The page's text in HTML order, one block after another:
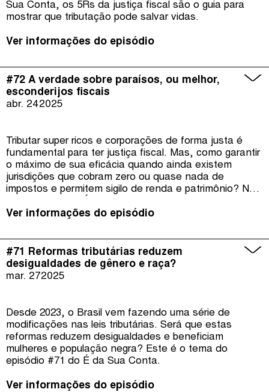
Sua Conta, os 5Rs da justiça fiscal são o guia para
mostrar que tributação pode salvar vidas.
Ver informações do episódio
abr. 242025
#72 A verdade sobre paraísos, ou melhor,
esconderijos fiscais
Tributar super ricos e corporações de forma justa é
fundamental para ter justiça fiscal. Mas, como garantir
o máximo de sua eficácia quando ainda existem
jurisdições que cobram zero ou quase nada de
impostos e permitem sigilo de renda e patrimônio? No
estes locais que prejudicam o mundo todo pelo
Ver informações do episódio
mar. 272025
#71 Reformas tributárias reduzem
desigualdades de gênero e raça?
Desde 2023, o Brasil vem fazendo uma série de
modificações nas leis tributárias. Será que estas
reformas reduzem desigualdades e beneficiam
mulheres e população negra? Este é o tema do
episódio #71 do É da Sua Conta.
Ver informações do episódio